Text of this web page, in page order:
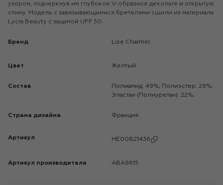
узором, подчеркнув им глубокое V-образное декольте и открытую
спину. Модель с завязывающимися бретелями сшили из материала
Lycra Beauty с защитой UPF 50.
Бренд Lise Charmel
Цвет Желтый
Состав
Полиамид: 49%; Полиэстер: 29%;
Эластан (Полиуретан): 22%;
Страна дизайна Франция
Артикул HE00821436
Артикул производителя ABA9615